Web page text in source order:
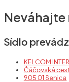
Sídlo
KELCOM
Čáčovská
905 01 Senica